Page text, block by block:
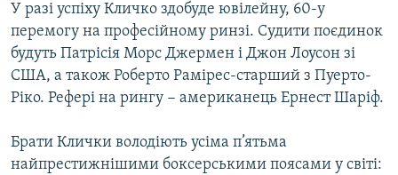
У разі успіху Кличко здобуде ювілейну, 60-у
перемогу на професійному ринзі. Судити поєдинок
будуть Патрісія Морс Джермен і Джон Лоусон зі
США, а також Роберто Рамірес-старший з Пуерто-
Ріко. Рефері на рингу − американець Ернест Шаріф.
Брати Клички володіють усіма п’ятьма
найпрестижнішими боксерськими поясами у світі: